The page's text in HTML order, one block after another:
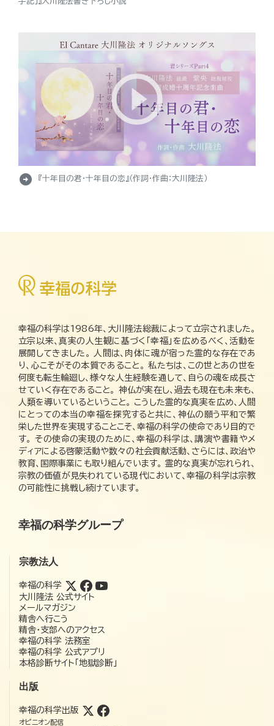
arrow_circle_right 『十年目の君・十年目の恋』（作詞・作曲：大川隆法）
幸福の科学は1986年、大川隆法総裁によって立宗されました。
立宗以来、真実の人生観に基づく「幸福」を広めるべく、活動を
展開してきました。 人間は、肉体に魂が宿った霊的な存在であ
り、心こそがその本質であること。 私たちは、この世とあの世を
何度も転生輪廻し、様々な人生経験を通して、自らの魂を成長さ
せていく存在であること。 神仏が実在し、過去も現在も未来も、
人類を導いているということ。 こうした霊的な真実を広め、人間
にとっての本当の幸福を探究すると共に、神仏の願う平和で繁
栄した世界を実現することこそ、幸福の科学の使命であり目的で
す。 その使命の実現のために、幸福の科学は、講演や書籍やメ
ディアによる啓蒙活動や数々の社会貢献活動、さらには、政治や
教育、国際事業にも取り組んでいます。 霊的な真実が忘れられ、
宗教の価値が見失われている現代において、幸福の科学は宗教
の可能性に挑戦し続けています。
幸福の科学グループ
宗教法人
幸福の科学
大川隆法 公式サイト
メールマガジン
精舎へ行こう
精舎・支部へのアクセス
幸福の科学 法務室
幸福の科学 公式アプリ
本格診断サイト「地獄診断」
出版
幸福の科学出版
オピニオン配信